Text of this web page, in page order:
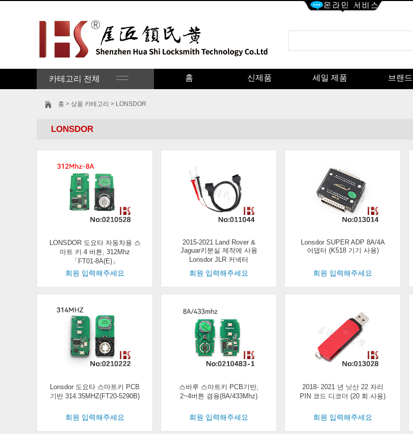
카테고리 전체 홈 신제품 세일 제품 브랜드
홈 > 상품 카테고리 > LONSDOR
LONSDOR
LONSDOR 도요타 자동차용 스
마트 키 4 버튼, 312Mhz
「FT01-8A(E)」
회원 입력해주세요
2015-2021 Land Rover &
Jaguar키분실 제작에 사용
Lonsdor JLR 커넥터
회원 입력해주세요
Lonsdor SUPER ADP 8A/4A
어댑터 (K518 기기 사용)
회원 입력해주세요
Lonsdor 도요타 스마트키 PCB
기반 314.35MHZ(FT20-5290B)
회원 입력해주세요
스바루 스마트키 PCB기반,
2~4버튼 겸용(8A/433Mhz)
회원 입력해주세요
2018- 2021 년 닛산 22 자리
PIN 코드 디코더 (20 회 사용)
회원 입력해주세요